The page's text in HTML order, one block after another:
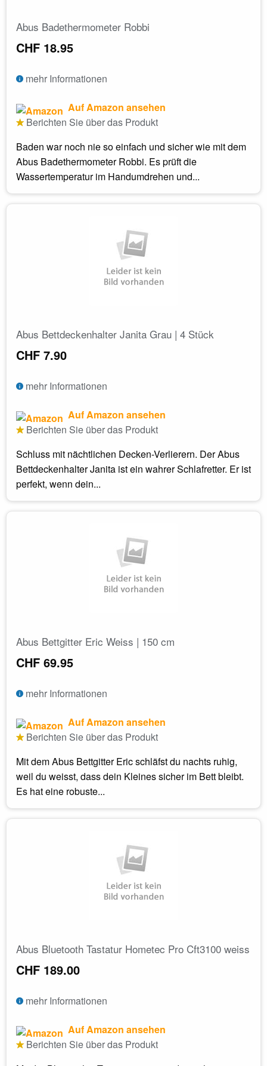
Abus Badethermometer Robbi
CHF 18.95
mehr Informationen
Auf Amazon ansehen
Berichten Sie über das Produkt
Baden war noch nie so einfach und sicher wie mit dem
Abus Badethermometer Robbi. Es prüft die
Wassertemperatur im Handumdrehen und...
Abus Bettdeckenhalter Janita Grau | 4 Stück
CHF 7.90
mehr Informationen
Auf Amazon ansehen
Berichten Sie über das Produkt
Schluss mit nächtlichen Decken-Verlierern. Der Abus
Bettdeckenhalter Janita ist ein wahrer Schlafretter. Er ist
perfekt, wenn dein...
Abus Bettgitter Eric Weiss | 150 cm
CHF 69.95
mehr Informationen
Auf Amazon ansehen
Berichten Sie über das Produkt
Mit dem Abus Bettgitter Eric schläfst du nachts ruhig,
weil du weisst, dass dein Kleines sicher im Bett bleibt.
Es hat eine robuste...
Abus Bluetooth Tastatur Hometec Pro Cft3100 weiss
CHF 189.00
mehr Informationen
Auf Amazon ansehen
Berichten Sie über das Produkt